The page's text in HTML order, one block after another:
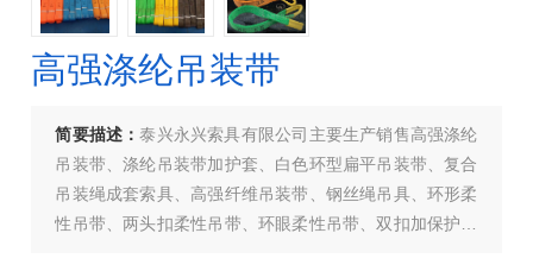
高强涤纶吊装带
简要描述：泰兴永兴索具有限公司主要生产销售高强涤纶
吊装带、涤纶吊装带加护套、白色环型扁平吊装带、复合
吊装绳成套索具、高强纤维吊装带、钢丝绳吊具、环形柔
性吊带、两头扣柔性吊带、环眼柔性吊带、双扣加保护柔